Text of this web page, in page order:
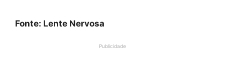
Fonte: Lente Nervosa
Publicidade